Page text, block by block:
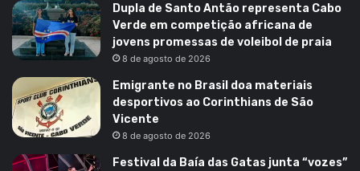
Dupla de Santo Antão representa Cabo
Verde em competição africana de
jovens promessas de voleibol de praia
8 de agosto de 2026
Emigrante no Brasil doa materiais
desportivos ao Corinthians de São
Vicente
8 de agosto de 2026
Festival da Baía das Gatas junta “vozes”